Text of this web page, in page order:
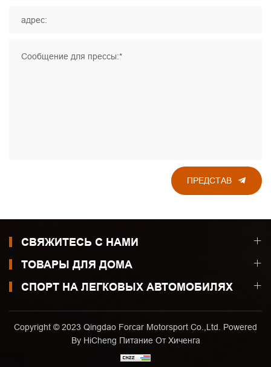
адрес:
Сообщение для прессы:*
ПРЕДСТАВ
СВЯЖИТЕСЬ С НАМИ
ТОВАРЫ ДЛЯ ДОМА
СПОРТ НА ЛЕГКОВЫХ АВТОМОБИЛЯХ
Copyright © 2023 Qingdao Forcar Motorsport Co.,Ltd. Powered
By HiCheng Питание От Хиченга